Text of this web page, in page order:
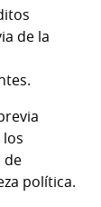
de la
de
política.